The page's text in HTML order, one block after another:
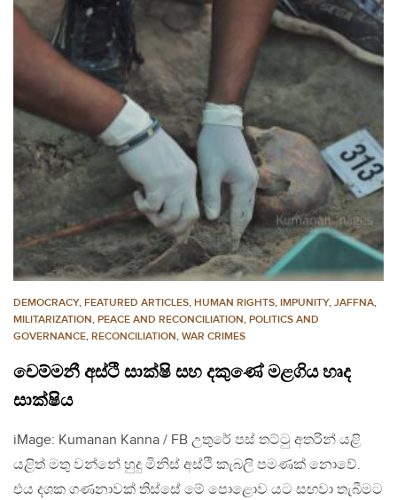
DEMOCRACY, FEATURED ARTICLES, HUMAN RIGHTS, IMPUNITY, JAFFNA,
MILITARIZATION, PEACE AND RECONCILIATION, POLITICS AND
GOVERNANCE, RECONCILIATION, WAR CRIMES
චෙම්මනී අස්ථි සාක්ෂි සහ දකුණේ මළගිය හෘද
සාක්ෂිය
iMage: Kumanan Kanna / FB උතුරේ පස් තට්ටු අතරින් යළි
යළිත් මතු වන්නේ හුදු මිනිස් අස්ථි කැබලි පමණක් නොවේ.
එය දශක ගණනාවක් තිස්සේ මේ පොළොව යට සඟවා තැබීමට